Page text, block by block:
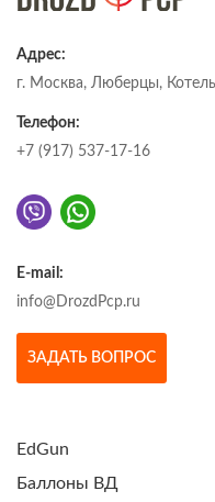
Адрес:
г. Москва, Люберцы,
Телефон:
+7 (917) 537-17-16
E-mail:
info@DrozdPcp.ru
ЗАДАТЬ ВОПРОС
EdGun
Баллоны ВД